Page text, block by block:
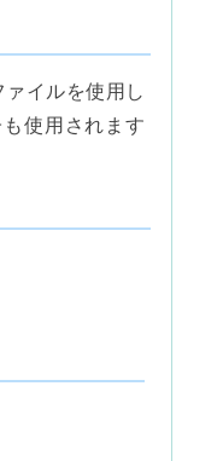
ァイルを使用し
使用されます